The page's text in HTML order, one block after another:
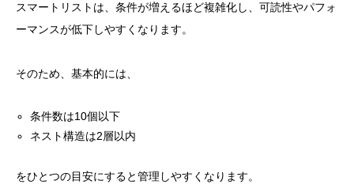
スマートリストは、条件が増えるほど複雑化し、可読性やパフォ
ーマンスが低下しやすくなります。
そのため、基本的には、
条件数は10個以下
ネスト構造は2層以内
をひとつの目安にすると管理しやすくなります。